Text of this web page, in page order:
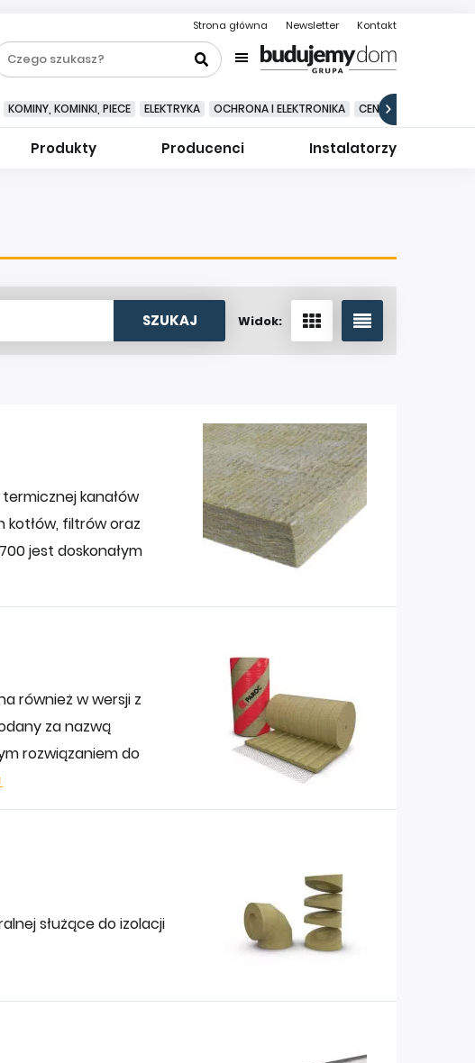
Strona główna Newsletter Kontakt
KOMINY, KOMINKI, PIECE ELEKTRYKA OCHRONA I ELEKTRONIKA CENTRALNE
Produkty Producenci Instalatorzy
Widok:
kanałów
kotłów, filtrów oraz
jest doskonałym
również w wersji z
za nazwą
rozwiązaniem do
służące do izolacji